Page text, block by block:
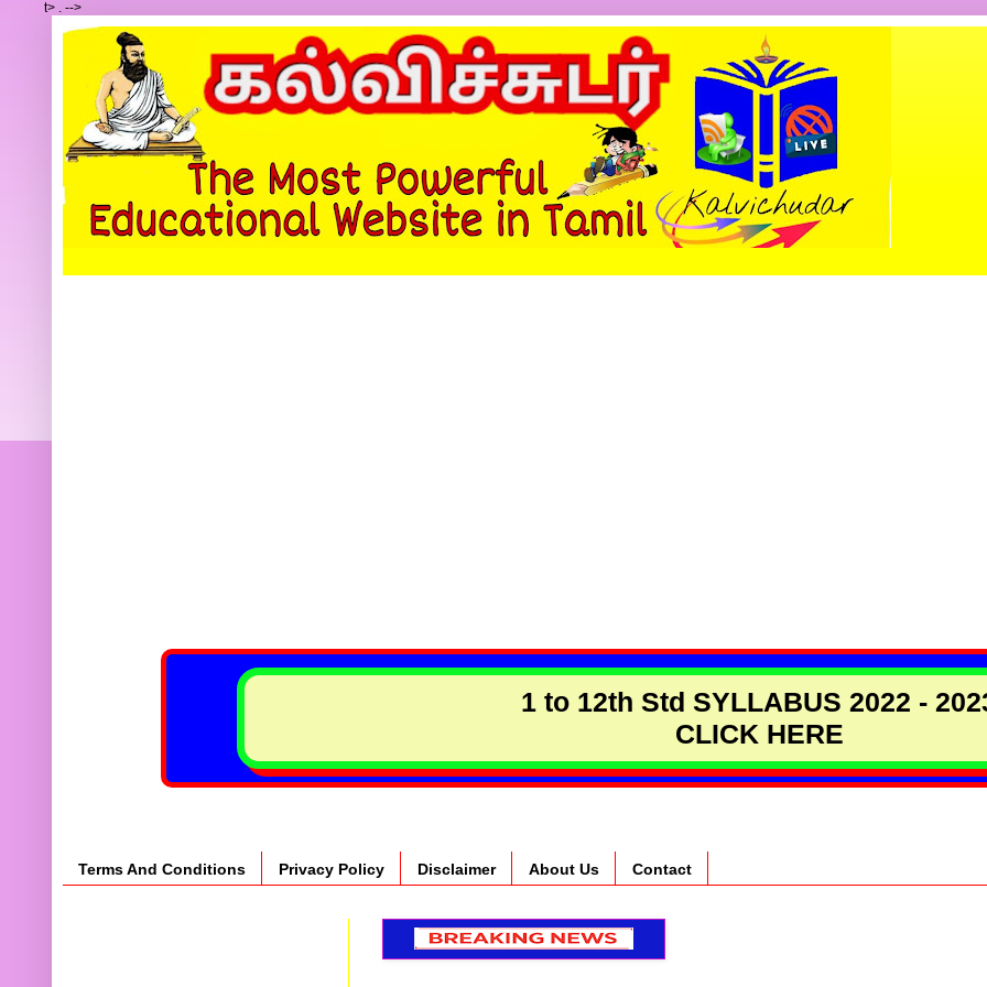
t> . -->
1 to 12th Std SYLLABUS 2022 -
CLICK HERE
Terms And Conditions Privacy Policy Disclaimer About Us Contact